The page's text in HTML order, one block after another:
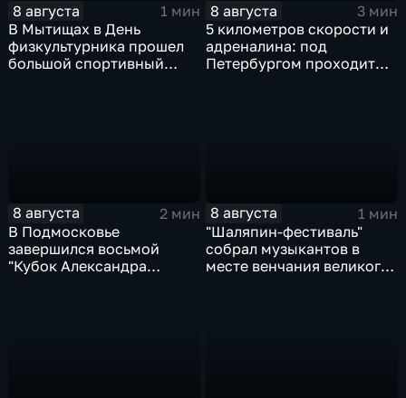
8 августа
1 мин
В Мытищах в День
физкультурника прошел
большой спортивный
8 августа
3 мин
5 километров скорости и
адреналина: под
Петербургом проходит
8 августа
2 мин
В Подмосковье
завершился восьмой
"Кубок Александра
8 августа
1 мин
"Шаляпин‑фестиваль"
собрал музыкантов в
месте венчания великого